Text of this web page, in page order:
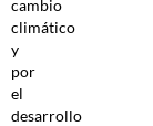
cambio
climático
y
por
el
desarrollo